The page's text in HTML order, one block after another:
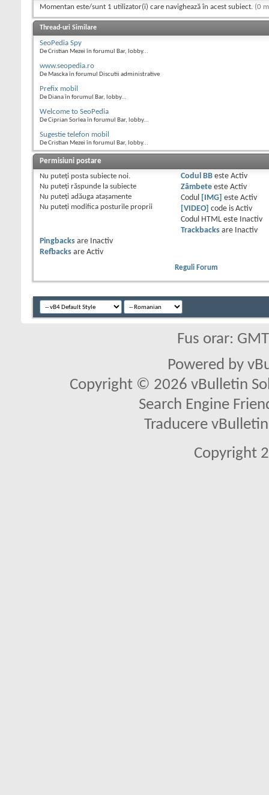
Momentan este/sunt 1 utilizator(i) care navighează în acest subiect. (0
Thread-uri Similare
SeoPedia Spy
De Cristian Mezei în forumul Bar, lobby...
www.seopedia.ro
De Mascka în forumul Discutii administrative
Prefix mobil
De Diana în forumul Bar, lobby...
Welcome to SeoPedia
De Ciprian Sorlea în forumul Bar, lobby...
Sugestie telefon mobil
De Cristian Mezei în forumul Bar, lobby...
Permisiuni postare
Nu puteţi posta subiecte noi.
Nu puteţi răspunde la subiecte
Nu puteţi adăuga ataşamente
Nu puteţi modifica posturile proprii
Codul BBeste Activ
Zâmbeteeste Activ
Codul
[IMG] este Activ
[VIDEO]
code is Activ
Codul HTML este
Inactiv
Trackbacksare
Inactiv
Pingbacks are
Inactiv
Refbacks are Activ
Reguli Forum
Fus orar:
Powered by
Copyright © 2026 vBulletin
Search Engine
Traducere
Copyright